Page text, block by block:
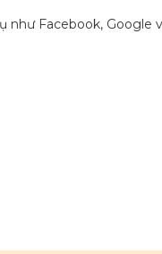
như Facebook,